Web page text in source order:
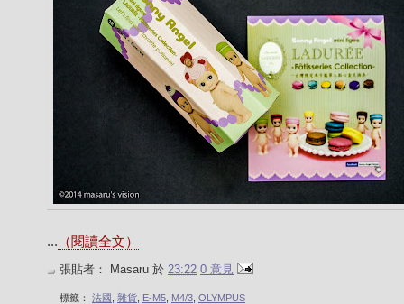
... （閱讀全文）
張貼者： Masaru 於 23:22 0 意見
標籤： 法國 雜貨 E-M5 M4/3 OLYMPUS